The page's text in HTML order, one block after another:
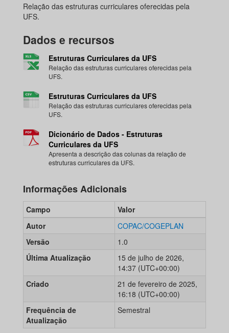
Relação das estruturas curriculares oferecidas pela
UFS.
Dados e recursos
Estruturas Curriculares da UFS
Relação das estruturas curriculares oferecidas pela
UFS.
Estruturas Curriculares da UFS
Relação das estruturas curriculares oferecidas pela
UFS.
Dicionário de Dados - Estruturas
Curriculares da UFS
Apresenta a descrição das colunas da relação de
estruturas curriculares da UFS.
Informações Adicionais
Campo
Valor
Autor
COPAC/COGEPLAN
Versão
1.0
Última Atualização
15 de julho de 2026,
14:37 (UTC+00:00)
Criado
21 de fevereiro de 2025,
16:18 (UTC+00:00)
Frequência de
Atualização
Semestral